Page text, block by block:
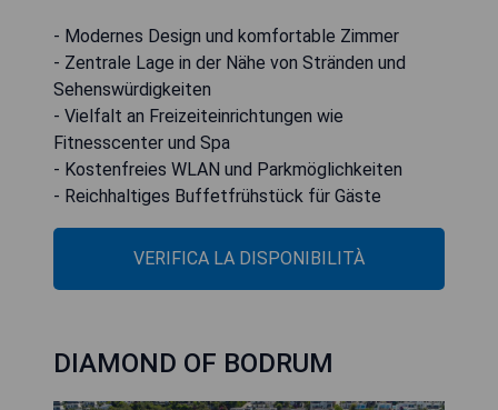
- Modernes Design und komfortable Zimmer
- Zentrale Lage in der Nähe von Stränden und
Sehenswürdigkeiten
- Vielfalt an Freizeiteinrichtungen wie
Fitnesscenter und Spa
- Kostenfreies WLAN und Parkmöglichkeiten
- Reichhaltiges Buffetfrühstück für Gäste
VERIFICA LA DISPONIBILITÀ
DIAMOND OF BODRUM